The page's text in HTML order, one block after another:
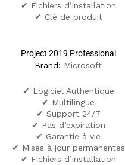
✔ Fichiers d’installation
✔ Clé de produit
Project 2019 Professional
Brand: Microsoft
✔ Logiciel Authentique
✔ Multilingue
✔ Support 24/7
✔ Pas d’expiration
✔ Garantie à vie
✔ Mises à jour permanentes
✔ Fichiers d’installation